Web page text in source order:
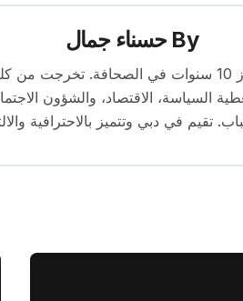
By حسناء جمال
محررة في جريدة المقال بخبرة تتجاوز 10 سنوات في
السياسة، الاقتصاد، والشؤون
تقيم في دبي وتتميز بالاحترافية